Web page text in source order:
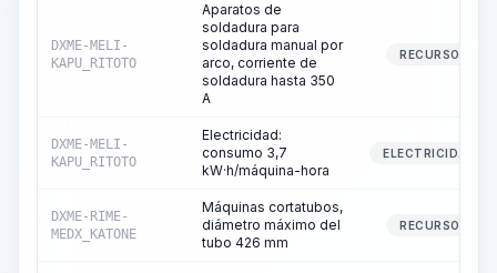
DXME-MELI-
KAPU_RITOTO
Aparatos de
soldadura para
soldadura manual por
arco, corriente de
soldadura hasta 350
A
RECURSO
DXME-MELI-
KAPU_RITOTO
Electricidad:
consumo 3,7
kW·h/máquina-hora
ELECTRICIDAD
DXME-RIME-
MEDX_KATONE
Máquinas cortatubos,
diámetro máximo del
tubo 426 mm
RECURSO